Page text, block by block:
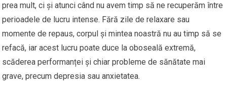
prea mult, ci și atunci când nu avem timp să ne recuperăm între
perioadele de lucru intense. Fără zile de relaxare sau
momente de repaus, corpul și mintea noastră nu au timp să se
refacă, iar acest lucru poate duce la oboseală extremă,
scăderea performanței și chiar probleme de sănătate mai
grave, precum depresia sau anxietatea.